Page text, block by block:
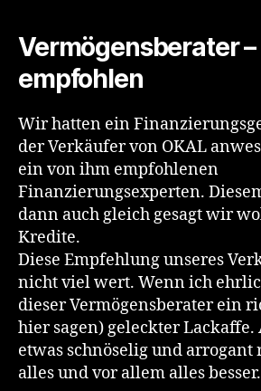
Vermögensberater –
empfohlen
Wir hatten ein
der Verkäufer von OKAL
ein von ihm empfohlenen
Finanzierungsexperten.
dann auch gleich gesagt wir
Kredite.
Diese Empfehlung unseres
nicht viel wert. Wenn ich
dieser Vermögensberater ein
hier sagen) geleckter Lackaffe.
etwas schnöselig und arrogant
alles und vor allem alles besser.